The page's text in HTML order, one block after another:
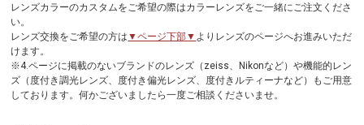
レンズカラーのカスタムをご希望の際はカラーレンズをご一緒にご注文くださ
い。
レンズ交換をご希望の方は ▼ページ下部▼ よりレンズのページへお進みいただ
けます。
※4.ページに掲載のないブランドのレンズ（zeiss、Nikonなど）や機能的レン
ズ（度付き調光レンズ、度付き偏光レンズ、度付きルティーナなど）もご用意
しております。何かございましたら一度ご相談くださいませ。